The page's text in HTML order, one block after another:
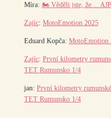
Míra: 🏍️ Věděli jste, že… AJP
Zajíc: MotoEmotion 2025
Eduard Kopča: MotoEmotion
Zajíc: První kilometry
TET Rumunsko 1/4
jan: První kilometry
TET Rumunsko 1/4